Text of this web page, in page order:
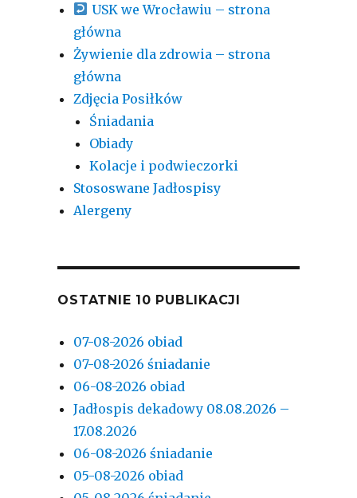
USK we Wrocławiu – strona
główna
Żywienie dla zdrowia – strona
główna
Zdjęcia Posiłków
Śniadania
Obiady
Kolacje i podwieczorki
Stososwane Jadłospisy
Alergeny
OSTATNIE 10 PUBLIKACJI
07-08-2026 obiad
07-08-2026 śniadanie
06-08-2026 obiad
Jadłospis dekadowy 08.08.2026 –
17.08.2026
06-08-2026 śniadanie
05-08-2026 obiad